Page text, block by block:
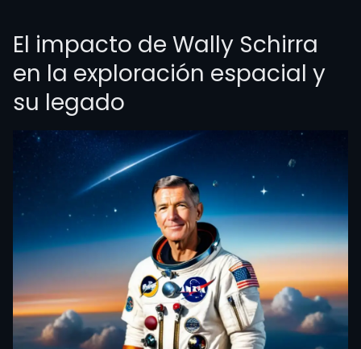
El impacto de Wally Schirra
en la exploración espacial y
su legado